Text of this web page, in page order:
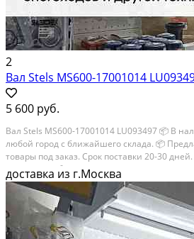
2
Вал Stels MS600-17001014
5 600 руб.
Вал Stels MS600-17001014 LU093497 📦 В
любой город с ближайшего склада. 📦
тoвaры пoд зaказ. Сpок поcтaвки 20-30
в WhatsApp. 🔴 Пишите и звoните прямо
доставка из г.Москва